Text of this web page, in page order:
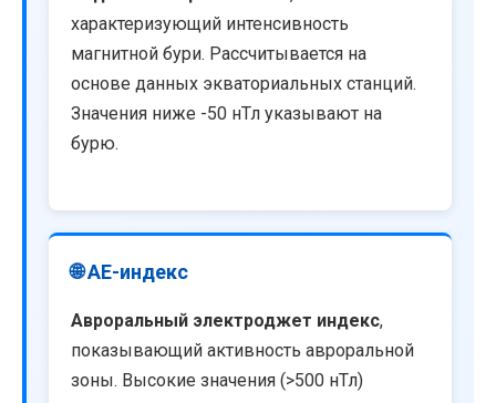
характеризующий интенсивность
магнитной бури. Рассчитывается на
основе данных экваториальных станций.
Значения ниже -50 нТл указывают на
бурю.
🌐 AE-индекс
Авроральный электроджет индекс,
показывающий активность авроральной
зоны. Высокие значения (>500 нТл)